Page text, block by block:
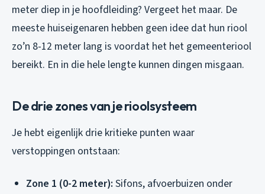
meter diep in je hoofdleiding? Vergeet het maar. De
meeste huiseigenaren hebben geen idee dat hun riool
zo’n 8-12 meter lang is voordat het het gemeenteriool
bereikt. En in die hele lengte kunnen dingen misgaan.
De drie zones van je rioolsysteem
Je hebt eigenlijk drie kritieke punten waar
verstoppingen ontstaan:
Zone 1 (0-2 meter): Sifons, afvoerbuizen onder